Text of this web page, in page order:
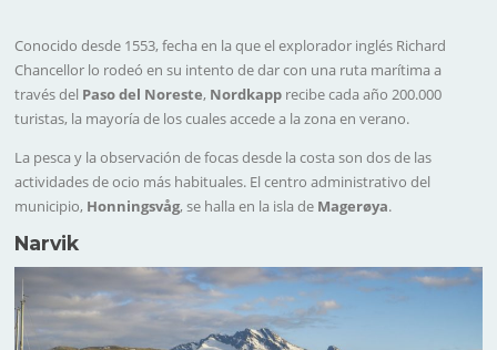
Conocido desde 1553, fecha en la que el explorador inglés Richard
Chancellor lo rodeó en su intento de dar con una ruta marítima a
través del Paso del Noreste, Nordkapp recibe cada año 200.000
turistas, la mayoría de los cuales accede a la zona en verano.
La pesca y la observación de focas desde la costa son dos de las
actividades de ocio más habituales. El centro administrativo del
municipio, Honningsvåg, se halla en la isla de Magerøya.
Narvik